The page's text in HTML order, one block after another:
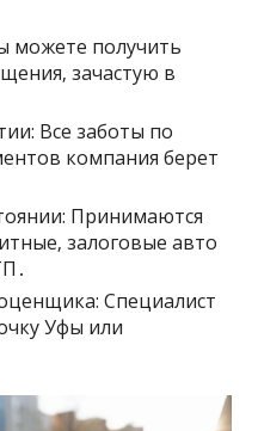
можете получить
зачастую в
Все заботы по
компания берет
Принимаются
залоговые авто
Специалист
Уфы или